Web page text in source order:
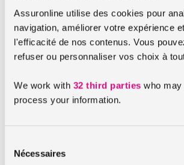
Assuronline utilise des cookies pour
navigation, améliorer votre expérience
l'efficacité de nos contenus. Vous
refuser ou personnaliser vos choix à
We work with 32 third parties who
process your information.
Nécessairesdémarches pour